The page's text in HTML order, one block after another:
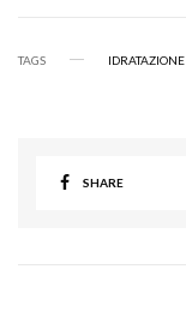
TAGS IDRATAZIONE
SHARE